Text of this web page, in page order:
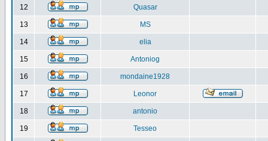
12 Quasar
13 MS
14 elia
15 Antoniog
16 mondaine1928
17 Leonor
18 antonio
19 Tesseo